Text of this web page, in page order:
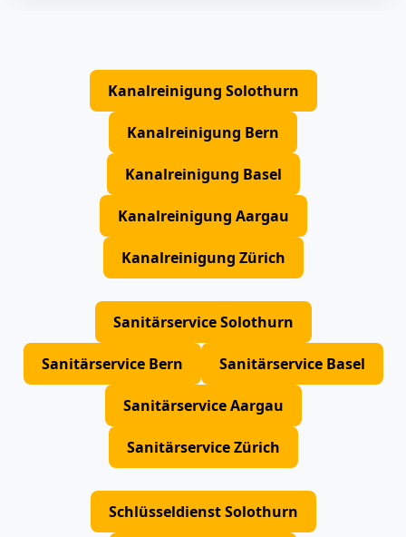
Kanalreinigung Solothurn
Kanalreinigung Bern
Kanalreinigung Basel
Kanalreinigung Aargau
Kanalreinigung Zürich
Sanitärservice Solothurn
Sanitärservice Bern Sanitärservice Basel
Sanitärservice Aargau
Sanitärservice Zürich
Schlüsseldienst Solothurn